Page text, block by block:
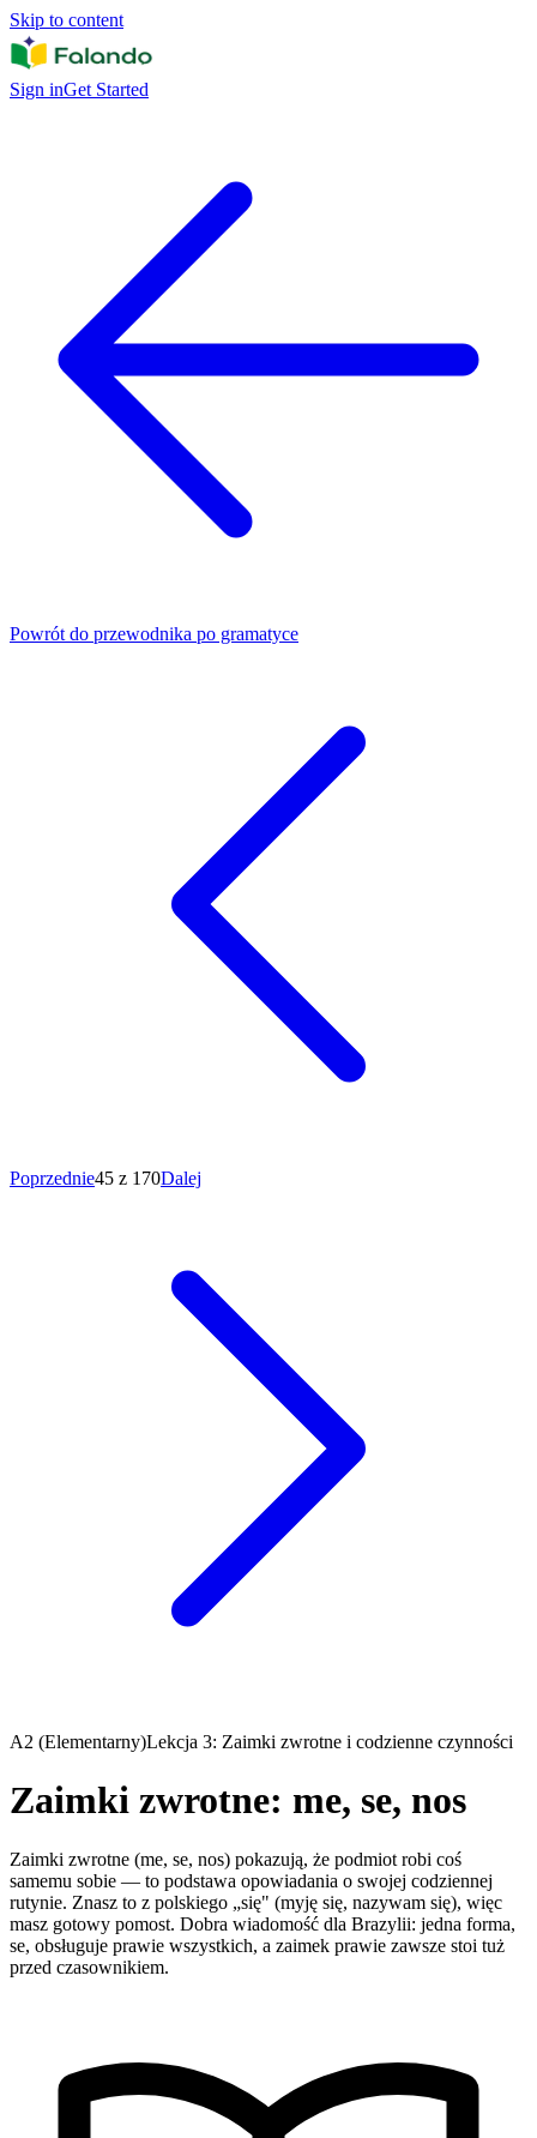
Skip to content
Sign inGet Started
Powrót do przewodnika po gramatyce
Poprzednie45 z 170Dalej
A2 (Elementarny)Lekcja 3: Zaimki zwrotne i codzienne czynności
Zaimki zwrotne: me, se, nos
Zaimki zwrotne (me, se, nos) pokazują, że podmiot robi coś
samemu sobie — to podstawa opowiadania o swojej codziennej
rutynie. Znasz to z polskiego „się" (myję się, nazywam się), więc
masz gotowy pomost. Dobra wiadomość dla Brazylii: jedna forma,
se, obsługuje prawie wszystkich, a zaimek prawie zawsze stoi tuż
przed czasownikiem.